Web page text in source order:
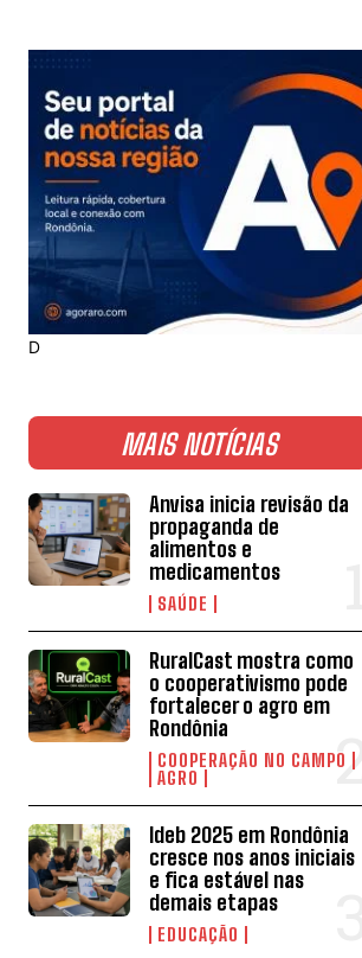
D
MAIS NOTÍCIAS
Anvisa inicia revisão da
propaganda de
alimentos e
medicamentos
SAÚDE
RuralCast mostra como
o cooperativismo pode
fortalecer o agro em
Rondônia
COOPERAÇÃO NO CAMPO
AGRO
Ideb 2025 em Rondônia
cresce nos anos iniciais
e fica estável nas
demais etapas
EDUCAÇÃO